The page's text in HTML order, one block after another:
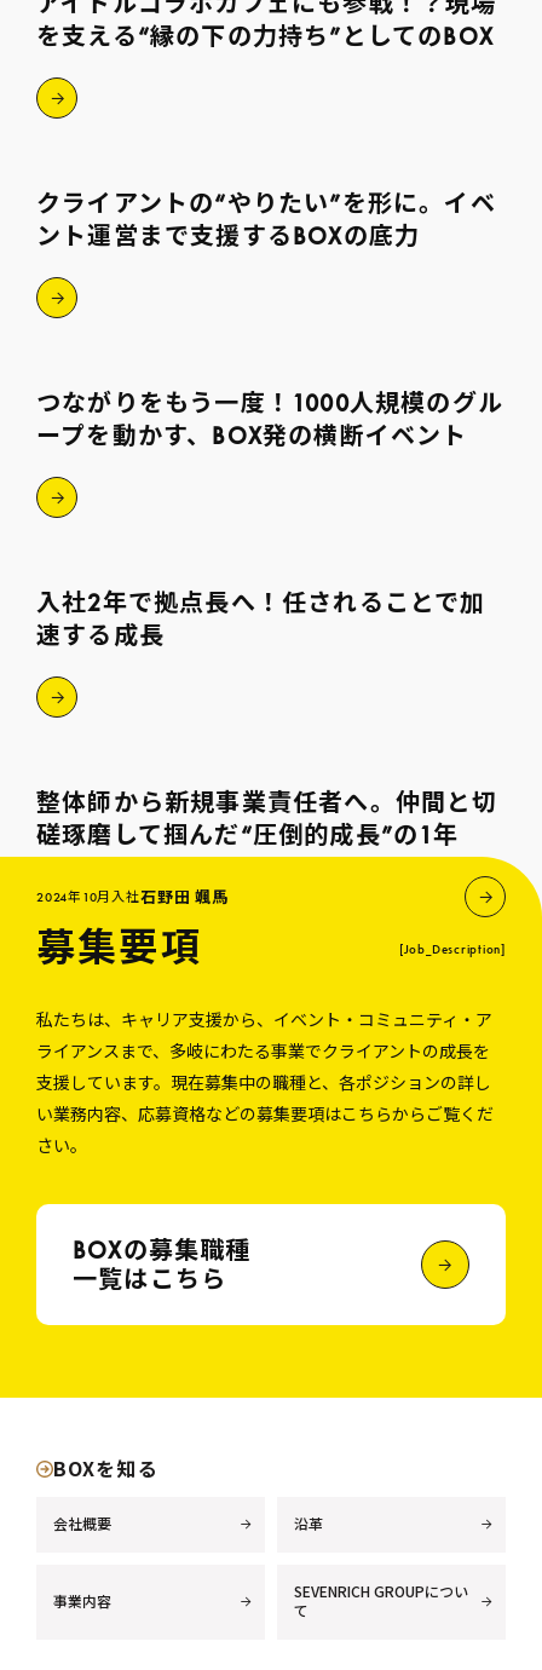
を支える“縁の下の力持ち”としてのBOX
クライアントの“やりたい”を形に。イベ
ント運営まで支援するBOXの底力
つながりをもう一度！1000人規模のグル
ープを動かす、BOX発の横断イベント
入社2年で拠点長へ！任されることで加
速する成長
整体師から新規事業責任者へ。仲間と切
磋琢磨して掴んだ“圧倒的成長”の1年
2024年10月入社石野田 颯馬
募集要項 [Job_Description]
私たちは、キャリア支援から、イベント・コミュニティ・ア
ライアンスまで、多岐にわたる事業でクライアントの成長を
支援しています。現在募集中の職種と、各ポジションの詳し
い業務内容、応募資格などの募集要項はこちらからご覧くだ
さい。
BOXの募集職種
一覧はこちら
BOXを知る
会社概要 沿革
事業内容
SEVENRICH GROUPについ
て